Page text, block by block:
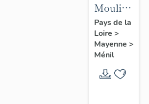
Moulin
à farine
de
Bressac
Pays de la
Loire >
Mayenne >
Ménil